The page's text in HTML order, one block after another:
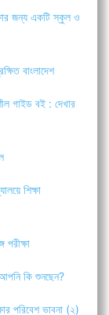
জন্য একটি স্কুল ও
বাংলাদেশ
গাইড বই : দেখার
শিক্ষা
পরীক্ষা
আপনি কি শুনছেন?
পরিবেশ ভাবনা (২)